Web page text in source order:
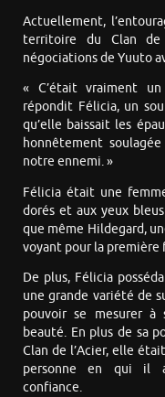
Actuellement,
territoire du Clan
négociations de Yuuto
« C’était vraiment
répondit Félicia, un
qu’elle baissait les
honnêtement
notre ennemi. »
Félicia était une
dorés et aux yeux
que même Hildegard,
voyant pour la première
De plus, Félicia
une grande variété de
pouvoir se mesurer à
beauté. En plus de sa
Clan de l’Acier, elle
personne en qui il
confiance.